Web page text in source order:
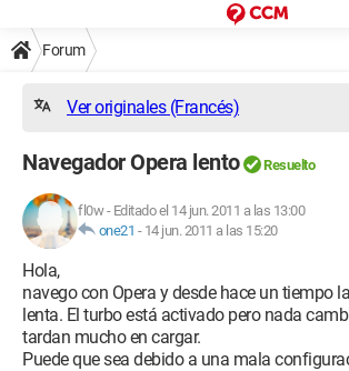
Forum
Ver originales (Francés)
Navegador Opera lento Resuelto
fl0w- Editado el 14 jun. 2011 a las 13:00
one21 - 14 jun. 2011 a las 15:20
Hola,
navego con Opera y desde hace un tiempo
lenta. El turbo está activado pero nada
tardan mucho en cargar.
Puede que sea debido a una mala